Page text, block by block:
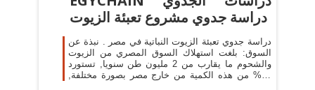
دراسة جدوي مشروع تعبئة الزيوت
دراسة جدوي تعبئة الزيوت النباتية في مصر . نبذة عن
السوق: بلغت استهلاك السوق المصري من الزيوت
والشحوم ما يقارب من 2 مليون طن سنويا, تستورد
94% من هذه الكمية من خارج مصر بصورة مختلفة,